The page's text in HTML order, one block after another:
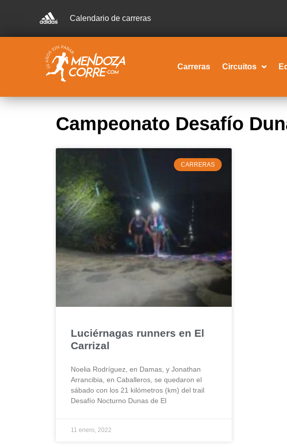
Calendario de carreras
Carreras Circuitos
Campeonato Desafío
CARRERAS
Luciérnagas runners en El
Carrizal
Noelia Rodríguez, en Damas, y Jonathan
Arrancibia, en Caballeros, se quedaron el
sábado con los 21 kilómetros (km) del trail
Desafío Nocturno Dunas de El
11 enero, 2022